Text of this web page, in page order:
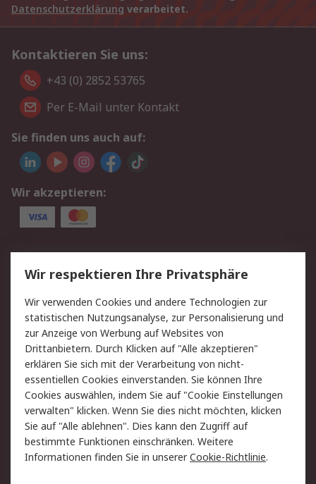
Datenschutzerklärung verarbeitet.
Kontaktieren Sie uns:
+43 (0) 2852 53765
Per E-Mail unter Kontakt
Sie finden uns auch auf:
Wir akzeptieren:
Service
Value Added Services
Lieferlösungen
Rücksendung/Entsorgung Kontakt
Hilfe
Rechtliches
RS Verkaufs- und
Lieferbedingungen
Datenschutz
Cookie-Richtlinie
Zahlungsbedingungen
Impressum
Webseite Konditionen
Wir respektieren Ihre Privatsphäre
Wir verwenden Cookies und andere Technologien zur
statistischen Nutzungsanalyse, zur Personalisierung und
zur Anzeige von Werbung auf Websites von
Drittanbietern. Durch Klicken auf "Alle akzeptieren"
erklären Sie sich mit der Verarbeitung von nicht-
essentiellen Cookies einverstanden. Sie können Ihre
Cookies auswählen, indem Sie auf "Cookie Einstellungen
verwalten" klicken. Wenn Sie dies nicht möchten, klicken
Sie auf "Alle ablehnen". Dies kann den Zugriff auf
bestimmte Funktionen einschränken. Weitere
Informationen finden Sie in unsererCookie-Richtlinie.